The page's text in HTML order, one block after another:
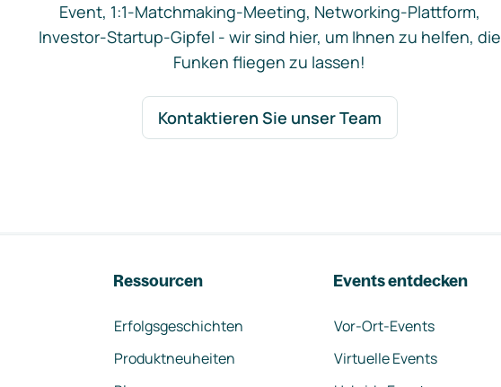
Event, 1:1-Matchmaking-Meeting, Networking-Plattform,
Investor-Startup-Gipfel - wir sind hier, um Ihnen zu helfen, die
Funken fliegen zu lassen!
Kontaktieren Sie unser Team
Ressourcen
Erfolgsgeschichten
Produktneuheiten
Events entdecken
Vor-Ort-Events
Virtuelle Events